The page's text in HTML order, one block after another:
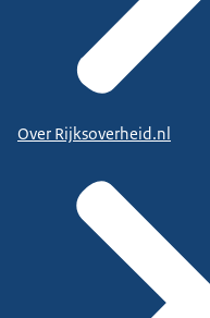
Over Rijksoverheid.nl